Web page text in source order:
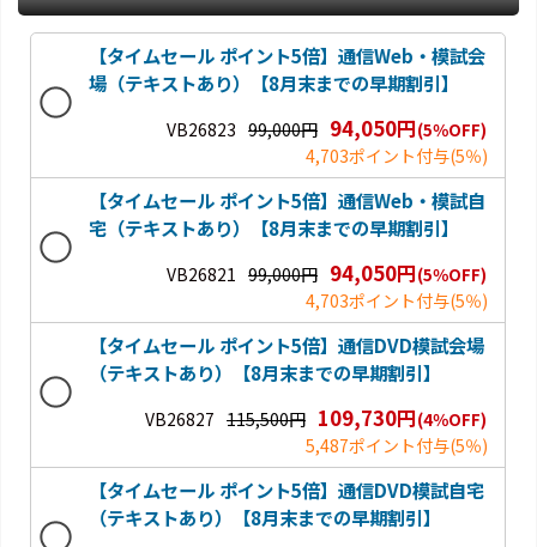
【タイムセール ポイント5倍】通信Web・模試会
場（テキストあり）【8月末までの早期割引】
VB26823 99,000円 94,050円(5％OFF)
4,703ポイント付与(5％)
【タイムセール ポイント5倍】通信Web・模試自
宅（テキストあり）【8月末までの早期割引】
VB26821 99,000円 94,050円(5％OFF)
4,703ポイント付与(5％)
【タイムセール ポイント5倍】通信DVD模試会場
（テキストあり）【8月末までの早期割引】
VB26827 115,500円 109,730円(4％OFF)
5,487ポイント付与(5％)
【タイムセール ポイント5倍】通信DVD模試自宅
（テキストあり）【8月末までの早期割引】